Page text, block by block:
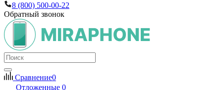
8 (800) 500-00-22
Обратный звонок
Сравнение0
Отложенные 0